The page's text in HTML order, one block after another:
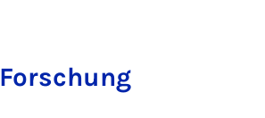
Forschung